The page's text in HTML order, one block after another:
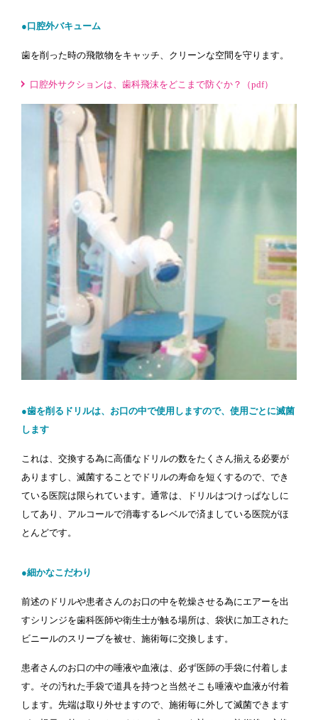
●口腔外バキューム
歯を削った時の飛散物をキャッチ、クリーンな空間を守ります。
口腔外サクションは、歯科飛沫をどこまで防ぐか？（pdf）
●歯を削るドリルは、お口の中で使用しますので、使用ごとに滅菌
します
これは、交換する為に高価なドリルの数をたくさん揃える必要が
ありますし、滅菌することでドリルの寿命を短くするので、でき
ている医院は限られています。通常は、ドリルはつけっぱなしに
してあり、アルコールで消毒するレベルで済ましている医院がほ
とんどです。
●細かなこだわり
前述のドリルや患者さんのお口の中を乾燥させる為にエアーを出
すシリンジを歯科医師や衛生士が触る場所は、袋状に加工された
ビニールのスリーブを被せ、施術毎に交換します。
患者さんのお口の中の唾液や血液は、必ず医師の手袋に付着しま
す。その汚れた手袋で道具を持つと当然そこも唾液や血液が付着
します。先端は取り外せますので、施術毎に外して滅菌できます